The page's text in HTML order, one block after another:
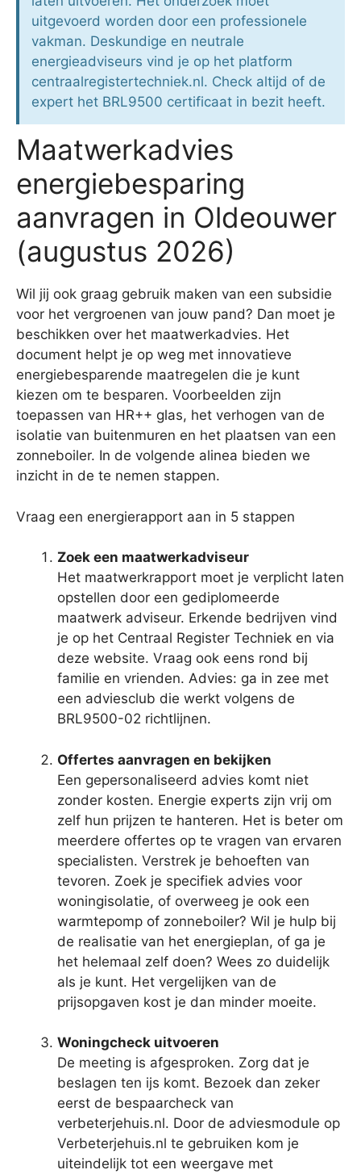
uitgevoerd worden door een professionele
vakman. Deskundige en neutrale
energieadviseurs vind je op het platform
centraalregistertechniek.nl. Check altijd of de
expert het BRL9500 certificaat in bezit heeft.
Maatwerkadvies
energiebesparing
aanvragen in Oldeouwer
(augustus 2026)
Wil jij ook graag gebruik maken van een subsidie
voor het vergroenen van jouw pand? Dan moet je
beschikken over het maatwerkadvies. Het
document helpt je op weg met innovatieve
energiebesparende maatregelen die je kunt
kiezen om te besparen. Voorbeelden zijn
toepassen van HR++ glas, het verhogen van de
isolatie van buitenmuren en het plaatsen van een
zonneboiler. In de volgende alinea bieden we
inzicht in de te nemen stappen.
Vraag een energierapport aan in 5 stappen
Zoek een maatwerkadviseur
Het maatwerkrapport moet je verplicht laten
opstellen door een gediplomeerde
maatwerk adviseur. Erkende bedrijven vind
je op het Centraal Register Techniek en via
deze website. Vraag ook eens rond bij
familie en vrienden. Advies: ga in zee met
een adviesclub die werkt volgens de
BRL9500-02 richtlijnen.
Offertes aanvragen en bekijken
Een gepersonaliseerd advies komt niet
zonder kosten. Energie experts zijn vrij om
zelf hun prijzen te hanteren. Het is beter om
meerdere offertes op te vragen van ervaren
specialisten. Verstrek je behoeften van
tevoren. Zoek je specifiek advies voor
woningisolatie, of overweeg je ook een
warmtepomp of zonneboiler? Wil je hulp bij
de realisatie van het energieplan, of ga je
het helemaal zelf doen? Wees zo duidelijk
als je kunt. Het vergelijken van de
prijsopgaven kost je dan minder moeite.
Woningcheck uitvoeren
De meeting is afgesproken. Zorg dat je
beslagen ten ijs komt. Bezoek dan zeker
eerst de bespaarcheck van
verbeterjehuis.nl. Door de adviesmodule op
Verbeterjehuis.nl te gebruiken kom je
uiteindelijk tot een weergave met